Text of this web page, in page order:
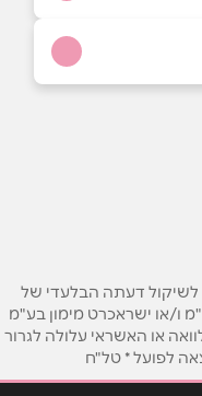
לשיקול דעתה הבלעדי של
ו/או ישראכרט מימון בע"מ
או האשראי עלולה לגרור
לפועל * טל"ח